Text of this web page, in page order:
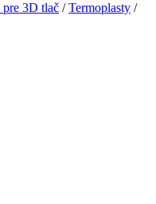
pre 3D tlač /Termoplasty /